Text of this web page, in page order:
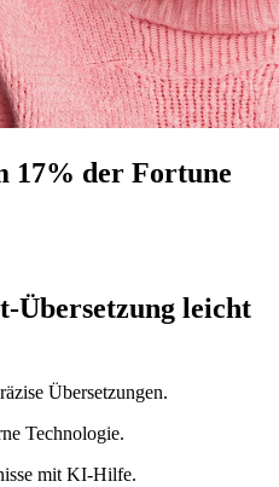
17% der Fortune
Übersetzung leicht
Übersetzungen.
Technologie.
mit KI-Hilfe.